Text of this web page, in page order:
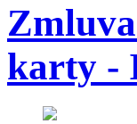
karty -